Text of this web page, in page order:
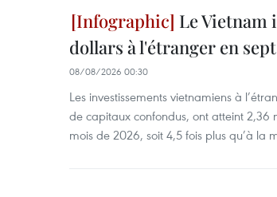
Le Vietnam
dollars à l'étranger en
08/08/2026 00:30
Les investissements vietnamiens à
de capitaux confondus, ont atteint 2,36
mois de 2026, soit 4,5 fois plus qu’à la